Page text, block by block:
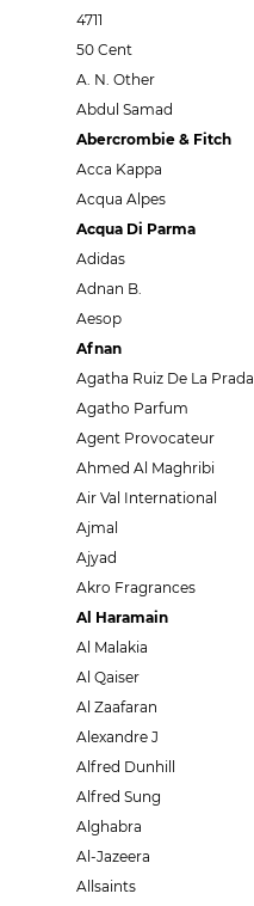
4711
50 Cent
A. N. Other
Abdul Samad
Abercrombie & Fitch
Acca Kappa
Acqua Alpes
Acqua Di Parma
Adidas
Adnan B.
Aesop
Afnan
Agatha Ruiz De La Prada
Agatho Parfum
Agent Provocateur
Ahmed Al Maghribi
Air Val International
Ajmal
Ajyad
Akro Fragrances
Al Haramain
Al Malakia
Al Qaiser
Al Zaafaran
Alexandre J
Alfred Dunhill
Alfred Sung
Alghabra
Al-Jazeera
Allsaints